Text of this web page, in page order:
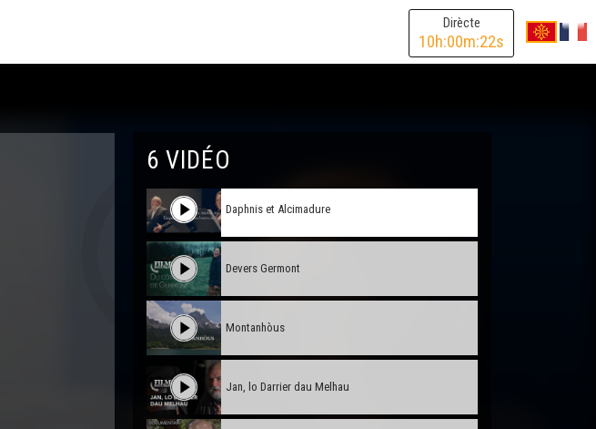
Dirècte
10h:00m:22s
6 VIDÉOCamin de Lenga
Daphnis et Alcimadure
Devers Germont
Montanhòus
Jan, lo Darrier dau Melhau